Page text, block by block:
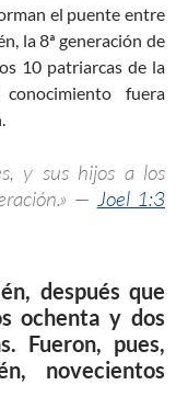
el puente entre
la 8ª generación de
10 patriarcas de la
fuera
y sus hijos a los
— Joel 1:3
después que
ochenta y dos
Fueron, pues,
novecientos